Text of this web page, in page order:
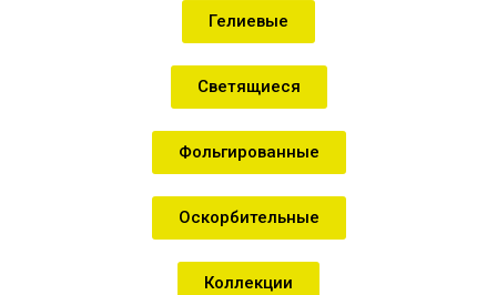
Гелиевые
Светящиеся
Фольгированные
Оскорбительные
Коллекции